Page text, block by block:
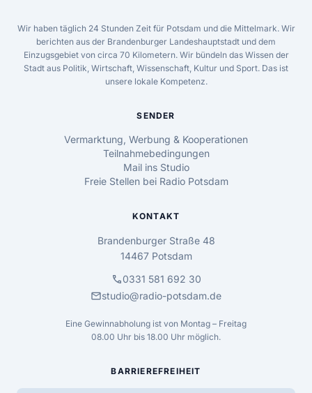
Wir haben täglich 24 Stunden Zeit für Potsdam und die Mittelmark. Wir
berichten aus der Brandenburger Landeshauptstadt und dem
Einzugsgebiet von circa 70 Kilometern. Wir bündeln das Wissen der
Stadt aus Politik, Wirtschaft, Wissenschaft, Kultur und Sport. Das ist
unsere lokale Kompetenz.
SENDER
Vermarktung, Werbung & Kooperationen
Teilnahmebedingungen
Mail ins Studio
Freie Stellen bei Radio Potsdam
KONTAKT
Brandenburger Straße 48
14467 Potsdam
call0331 581 692 30
mailstudio@radio-potsdam.de
Eine Gewinnabholung ist von Montag – Freitag
08.00 Uhr bis 18.00 Uhr möglich.
BARRIEREFREIHEIT